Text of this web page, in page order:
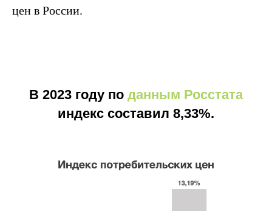
цен в России.
В 2023 году по данным Росстата
индекс составил 8,33%.